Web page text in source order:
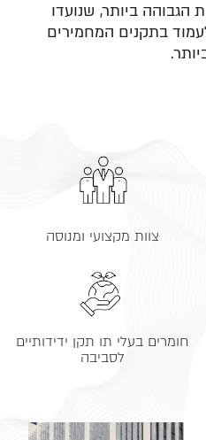
הגבוהה ביותר, שנועדו
בתקנים המחמירים
צוות מקצועי ומנוסה
חומרים בעלי תו תקן ידידותיים
לסביבה